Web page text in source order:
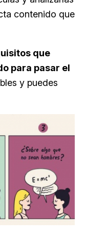
contenido que
que
para pasar el
y puedes